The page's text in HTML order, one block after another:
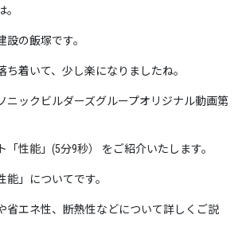
の飯塚です。
ち着いて、少し楽になりましたね。
ニックビルダーズグループオリジナル動画第
性能」(5分9秒） をご紹介いたします。
」についてです。
省エネ性、断熱性などについて詳しくご説